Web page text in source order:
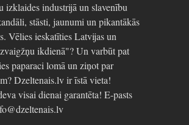
izklaides industrijā un slavenību
stāsti, jaunumi un pikantākās
Vēlies ieskatīties Latvijas un
ikdienā"? Un varbūt pat
paparaci lomā un ziņot par
Dzeltenais.lv ir īstā vieta!
visai dienai garantēta! E-pasts